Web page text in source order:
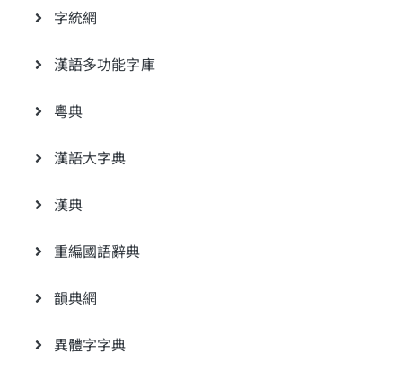
字統網
漢語多功能字庫
粵典
漢語大字典
漢典
重編國語辭典
韻典網
異體字字典